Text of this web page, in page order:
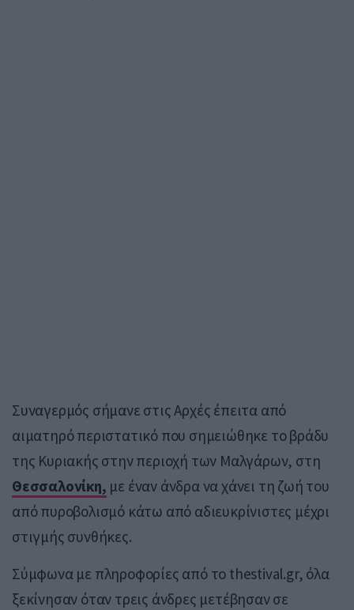
Συναγερμός σήμανε στις Αρχές έπειτα από
αιματηρό περιστατικό που σημειώθηκε το βράδυ
της Κυριακής στην περιοχή των Μαλγάρων, στη
Θεσσαλονίκη, με έναν άνδρα να χάνει τη ζωή του
από πυροβολισμό κάτω από αδιευκρίνιστες μέχρι
στιγμής συνθήκες.
Σύμφωνα με πληροφορίες από το thestival.gr, όλα
ξεκίνησαν όταν τρεις άνδρες μετέβησαν σε